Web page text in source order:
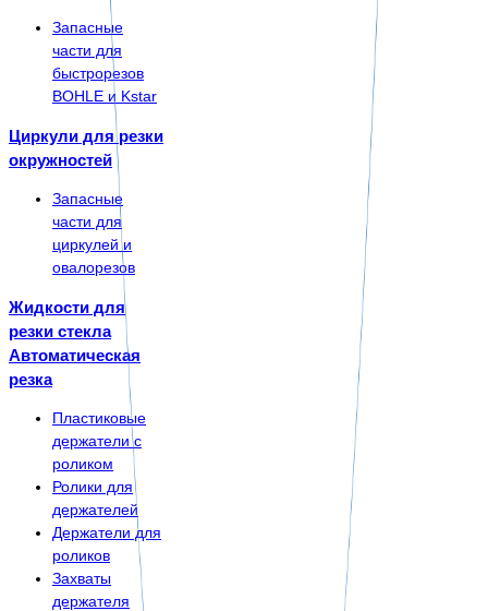
Запасные
части для
быстрорезов
BOHLE и Kstar
Циркули для резки
окружностей
Запасные
части для
циркулей и
овалорезов
Жидкости для
резки стекла
Автоматическая
резка
Пластиковые
держатели с
роликом
Ролики для
держателей
Держатели для
роликов
Захваты
держателя